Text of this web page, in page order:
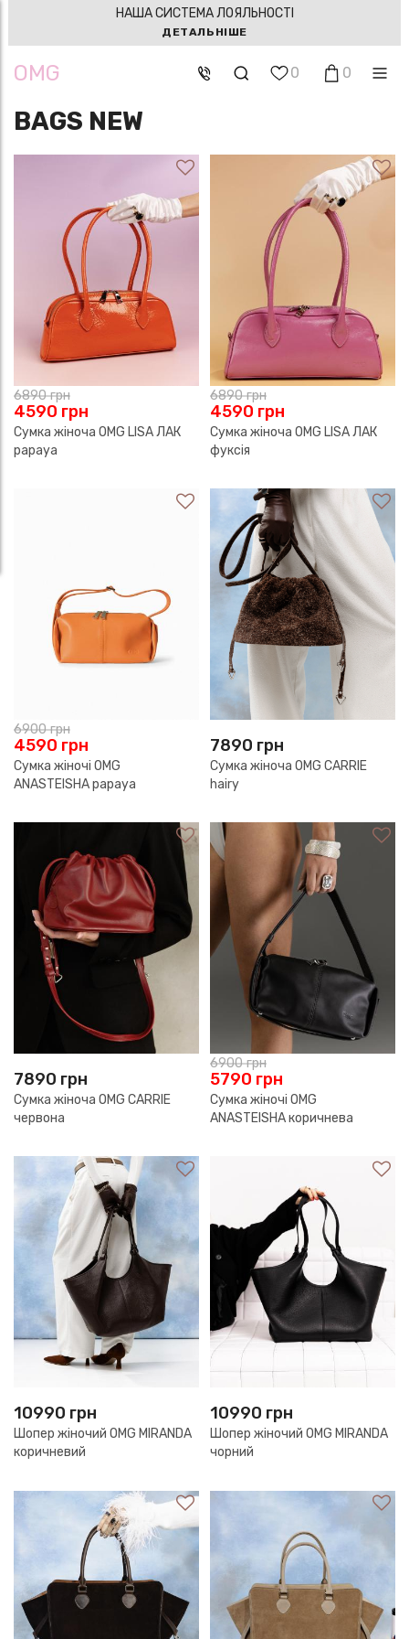
НАША СИСТЕМА ЛОЯЛЬНОСТІ
ДЕТАЛЬНІШЕ
OMG 0 0
BAGS NEW
6890грн
4590 грн
Сумка жіноча OMG LISA ЛАК
papaya
6890грн
4590 грн
Сумка жіноча OMG LISA ЛАК
фуксія
6900грн
4590 грн
Сумка жіночі OMG
ANASTEISHA papaya
7890 грн
Сумка жіноча OMG CARRIE
hairy
7890 грн
Сумка жіноча OMG CARRIE
червона
6900грн
5790 грн
Сумка жіночі OMG
ANASTEISHA коричнева
10990 грн
Шопер жіночий OMG MIRANDA
коричневий
10990 грн
Шопер жіночий OMG MIRANDA
чорний